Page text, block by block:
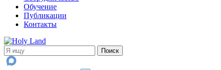
Обучение
Публикации
Контакты